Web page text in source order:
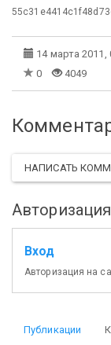
14 марта 2011,
0 4049
НАПИСАТЬ
Авторизация
Вход
Авторизация на
Публикации